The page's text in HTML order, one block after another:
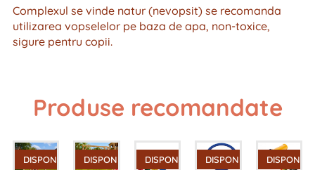
Complexul se vinde natur (nevopsit) se recomanda
utilizarea vopselelor pe baza de apa, non-toxice,
sigure pentru copii.
Produse recomandate
DISPONIBIL DISPONIBIL DISPONIBIL DISPONIBIL DISPONIBIL